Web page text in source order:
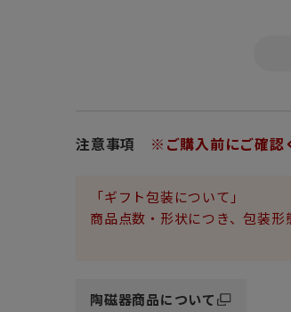
注意事項 ※ご購入前にご確認
「ギフト包装について」
商品点数・形状につき、包装形
陶磁器商品について